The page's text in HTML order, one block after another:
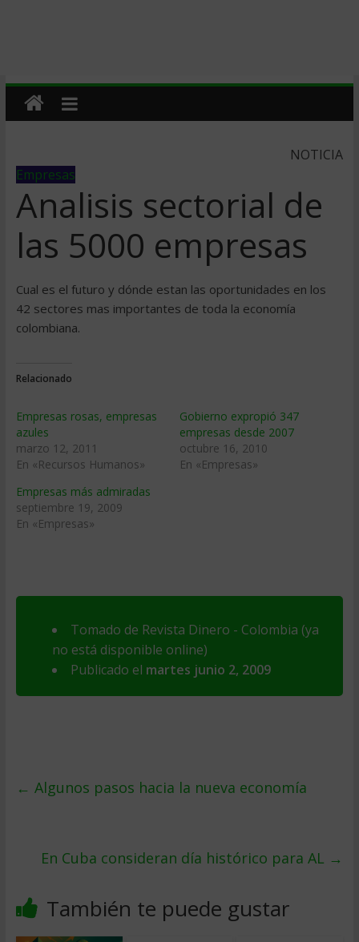
NOTICIA
Empresas
Analisis sectorial de
las 5000 empresas
Cual es el futuro y dónde estan las oportunidades en los
42 sectores mas importantes de toda la economí­a
colombiana.
Relacionado
Empresas rosas, empresas
azules
marzo 12, 2011
En «Recursos Humanos»
Gobierno expropió 347
empresas desde 2007
octubre 16, 2010
En «Empresas»
Empresas más admiradas
septiembre 19, 2009
En «Empresas»
Tomado de Revista Dinero - Colombia (ya
no está disponible online)
Publicado el martes junio 2, 2009
← Algunos pasos hacia la nueva economí­a
En Cuba consideran dí­a histórico para AL →
También te puede gustar